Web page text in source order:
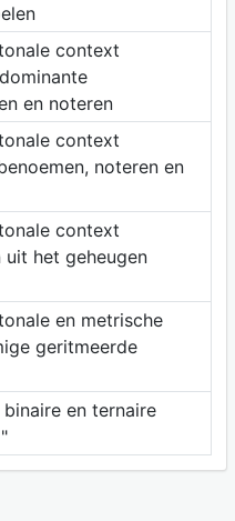
context
en noteren
context
noteren en
context
het geheugen
en metrische
geritmeerde
en ternaire